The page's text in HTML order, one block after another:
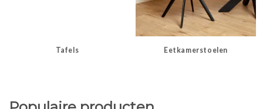
Tafels Eetkamerstoelen